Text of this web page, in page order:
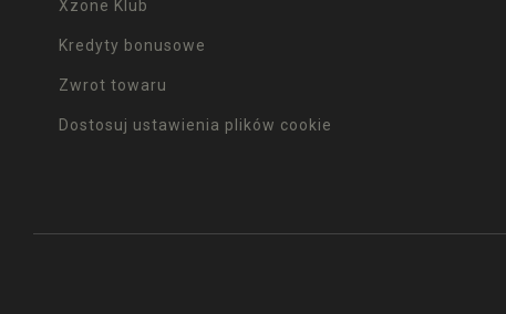
Xzone Klub
Kredyty bonusowe
Zwrot towaru
Dostosuj ustawienia plików cookie